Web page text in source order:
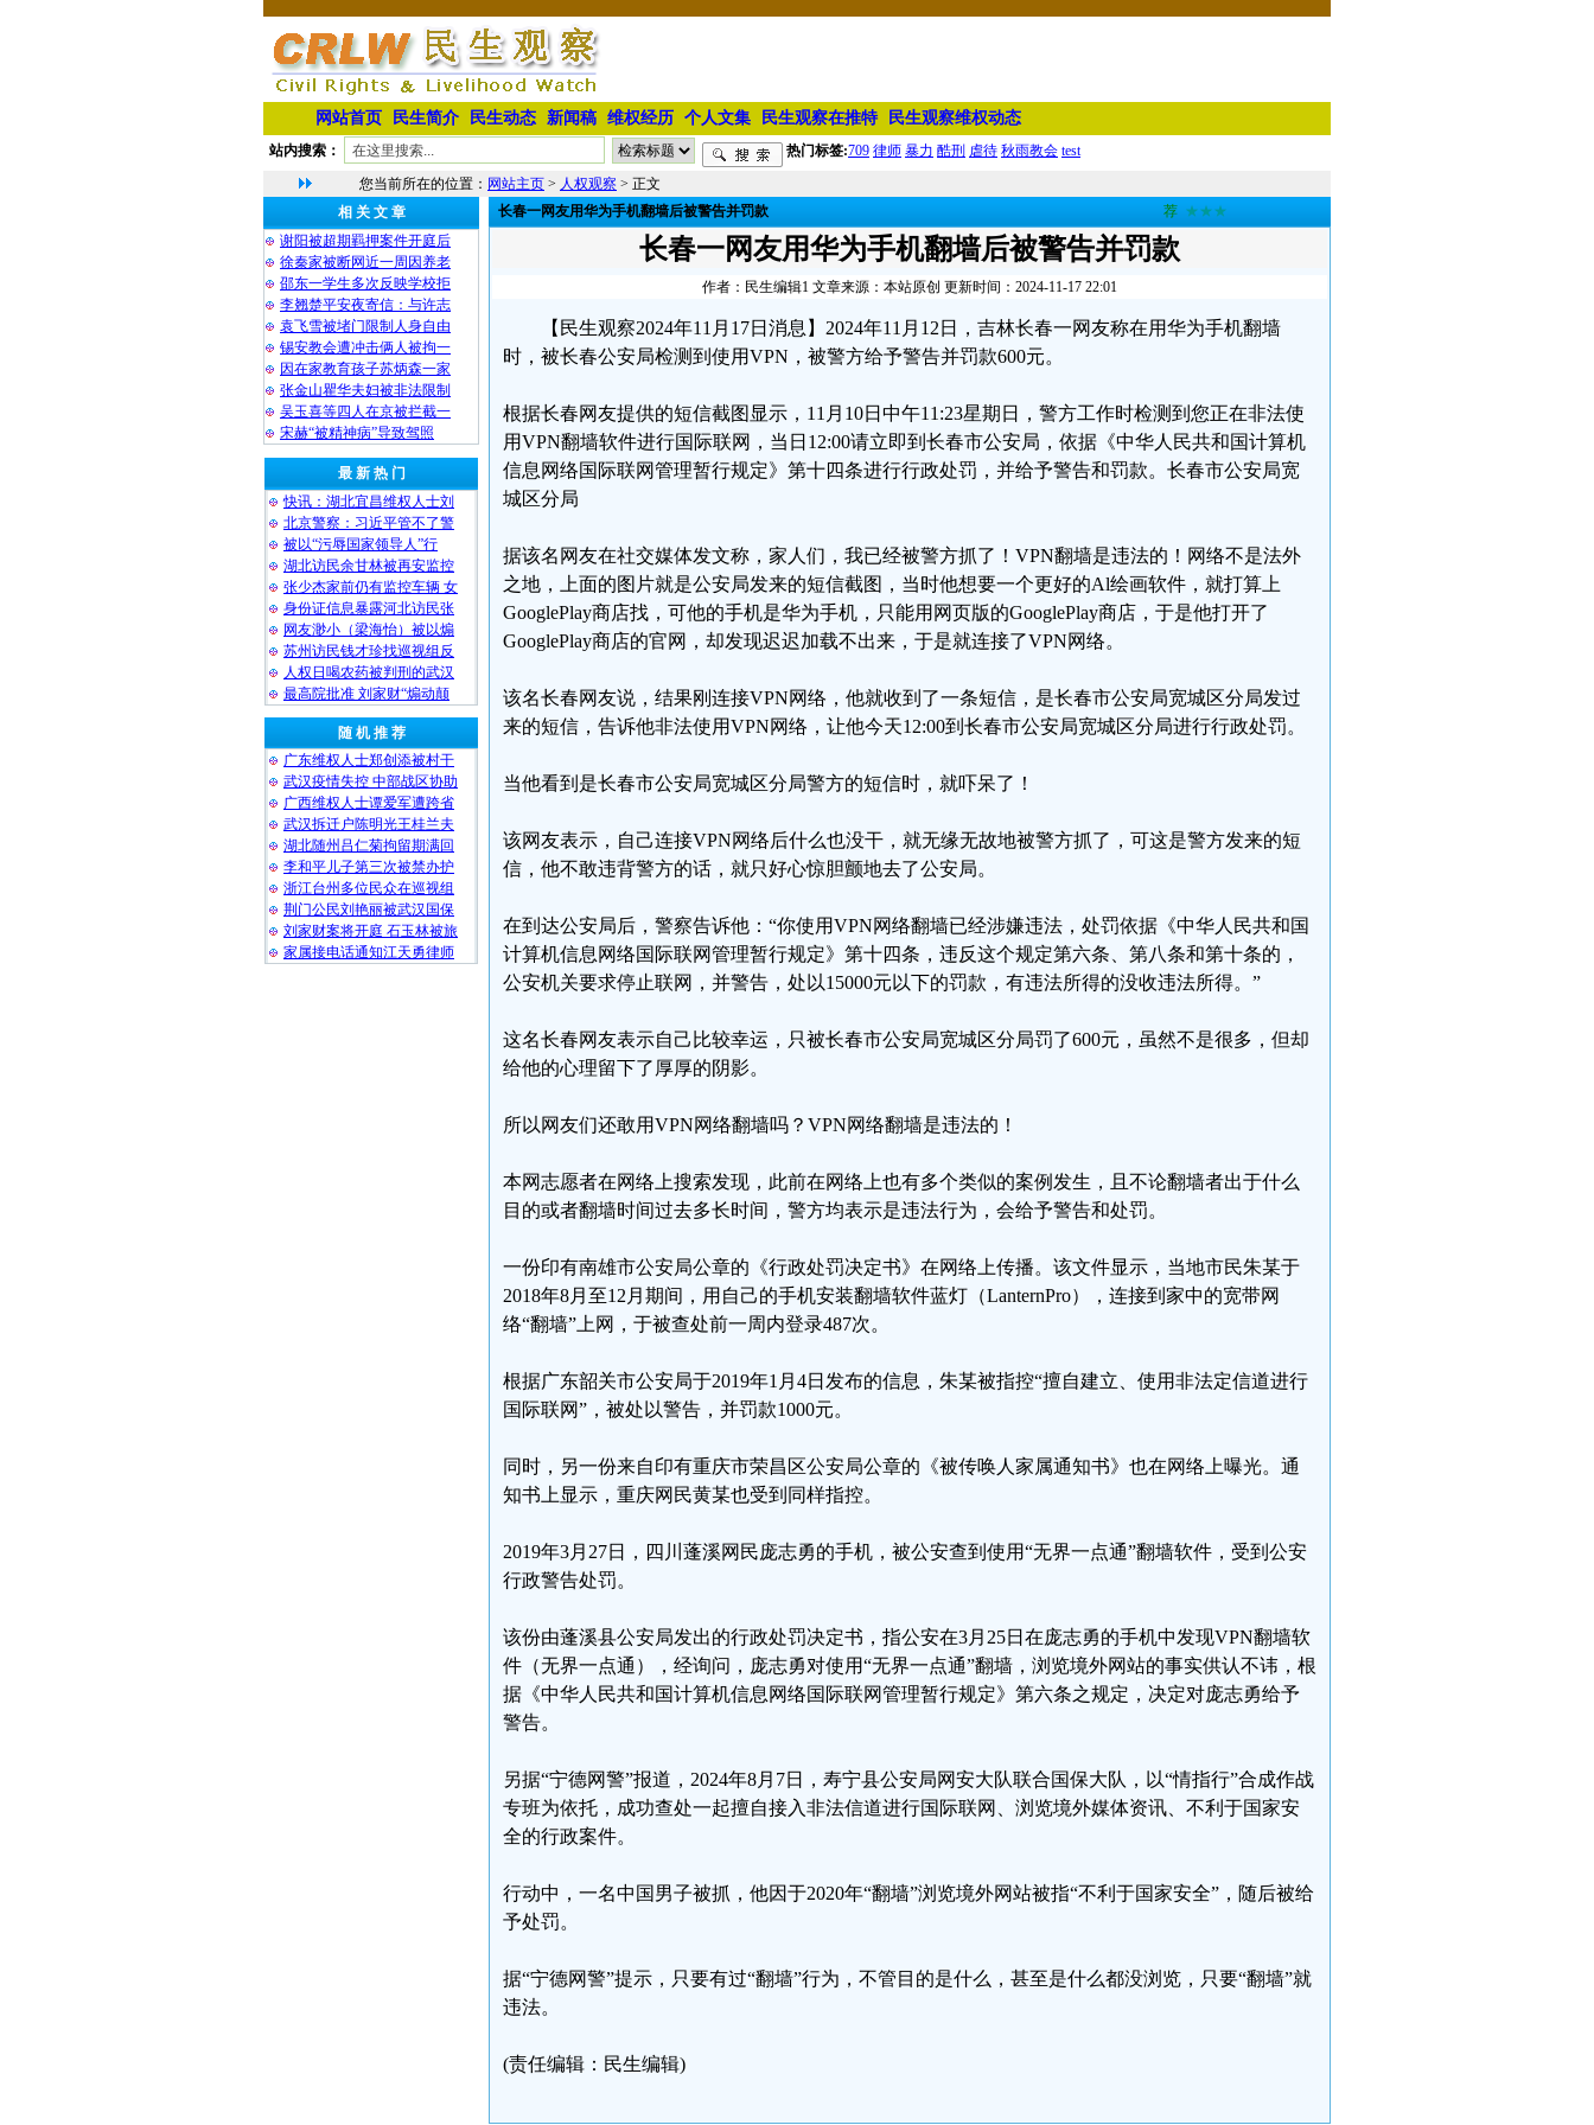
网站首页 民生简介 民生动态 新闻稿 维权经历 个人文集 民生观察在推特 民生观察维权动态
站内搜索： 热门标签:709 律师 暴力 酷刑 虐待 秋雨教会 test
您当前所在的位置： 网站主页 > 人权观察 > 正文
相 关 文 章
谢阳被超期羁押案件开庭后
徐秦家被断网近一周因养老
邵东一学生多次反映学校拒
李翘楚平安夜寄信：与许志
袁飞雪被堵门限制人身自由
锡安教会遭冲击俩人被拘一
因在家教育孩子苏炳森一家
张金山瞿华夫妇被非法限制
吴玉喜等四人在京被拦截一
宋赫“被精神病”导致驾照
最 新 热 门
快讯：湖北宜昌维权人士刘
北京警察：习近平管不了警
被以“污辱国家领导人”行
湖北访民余甘林被再安监控
张少杰家前仍有监控车辆 女
身份证信息暴露河北访民张
网友渺小（梁海怡）被以煽
苏州访民钱才珍找巡视组反
人权日喝农药被判刑的武汉
最高院批准 刘家财“煽动颠
随 机 推 荐
广东维权人士郑创添被村干
武汉疫情失控 中部战区协助
广西维权人士谭爱军遭跨省
武汉拆迁户陈明光王桂兰夫
湖北随州吕仁菊拘留期满回
李和平儿子第三次被禁办护
浙江台州多位民众在巡视组
荆门公民刘艳丽被武汉国保
刘家财案将开庭 石玉林被旅
家属接电话通知江天勇律师
长春一网友用华为手机翻墙后被警告并罚款 荐 ★★★
长春一网友用华为手机翻墙后被警告并罚款
作者：民生编辑1 文章来源：本站原创 更新时间：2024-11-17 22:01
【民生观察2024年11月17日消息】2024年11月12日，吉林长春一网友称在用华为手机翻墙
时，被长春公安局检测到使用VPN，被警方给予警告并罚款600元。
根据长春网友提供的短信截图显示，11月10日中午11:23星期日，警方工作时检测到您正在非法使
用VPN翻墙软件进行国际联网，当日12:00请立即到长春市公安局，依据《中华人民共和国计算机
信息网络国际联网管理暂行规定》第十四条进行行政处罚，并给予警告和罚款。长春市公安局宽
城区分局
据该名网友在社交媒体发文称，家人们，我已经被警方抓了！VPN翻墙是违法的！网络不是法外
之地，上面的图片就是公安局发来的短信截图，当时他想要一个更好的Al绘画软件，就打算上
GooglePlay商店找，可他的手机是华为手机，只能用网页版的GooglePlay商店，于是他打开了
GooglePlay商店的官网，却发现迟迟加载不出来，于是就连接了VPN网络。
该名长春网友说，结果刚连接VPN网络，他就收到了一条短信，是长春市公安局宽城区分局发过
来的短信，告诉他非法使用VPN网络，让他今天12:00到长春市公安局宽城区分局进行行政处罚。
当他看到是长春市公安局宽城区分局警方的短信时，就吓呆了！
该网友表示，自己连接VPN网络后什么也没干，就无缘无故地被警方抓了，可这是警方发来的短
信，他不敢违背警方的话，就只好心惊胆颤地去了公安局。
在到达公安局后，警察告诉他：“你使用VPN网络翻墙已经涉嫌违法，处罚依据《中华人民共和国
计算机信息网络国际联网管理暂行规定》第十四条，违反这个规定第六条、第八条和第十条的，
公安机关要求停止联网，并警告，处以15000元以下的罚款，有违法所得的没收违法所得。”
这名长春网友表示自己比较幸运，只被长春市公安局宽城区分局罚了600元，虽然不是很多，但却
给他的心理留下了厚厚的阴影。
所以网友们还敢用VPN网络翻墙吗？VPN网络翻墙是违法的！
本网志愿者在网络上搜索发现，此前在网络上也有多个类似的案例发生，且不论翻墙者出于什么
目的或者翻墙时间过去多长时间，警方均表示是违法行为，会给予警告和处罚。
一份印有南雄市公安局公章的《行政处罚决定书》在网络上传播。该文件显示，当地市民朱某于
2018年8月至12月期间，用自己的手机安装翻墙软件蓝灯（LanternPro），连接到家中的宽带网
络“翻墙”上网，于被查处前一周内登录487次。
根据广东韶关市公安局于2019年1月4日发布的信息，朱某被指控“擅自建立、使用非法定信道进行
国际联网”，被处以警告，并罚款1000元。
同时，另一份来自印有重庆市荣昌区公安局公章的《被传唤人家属通知书》也在网络上曝光。通
知书上显示，重庆网民黄某也受到同样指控。
2019年3月27日，四川蓬溪网民庞志勇的手机，被公安查到使用“无界一点通”翻墙软件，受到公安
行政警告处罚。
该份由蓬溪县公安局发出的行政处罚决定书，指公安在3月25日在庞志勇的手机中发现VPN翻墙软
件（无界一点通），经询问，庞志勇对使用“无界一点通”翻墙，浏览境外网站的事实供认不讳，根
据《中华人民共和国计算机信息网络国际联网管理暂行规定》第六条之规定，决定对庞志勇给予
警告。
另据“宁德网警”报道，2024年8月7日，寿宁县公安局网安大队联合国保大队，以“情指行”合成作战
专班为依托，成功查处一起擅自接入非法信道进行国际联网、浏览境外媒体资讯、不利于国家安
全的行政案件。
行动中，一名中国男子被抓，他因于2020年“翻墙”浏览境外网站被指“不利于国家安全”，随后被给
予处罚。
据“宁德网警”提示，只要有过“翻墙”行为，不管目的是什么，甚至是什么都没浏览，只要“翻墙”就
违法。
(责任编辑：民生编辑)